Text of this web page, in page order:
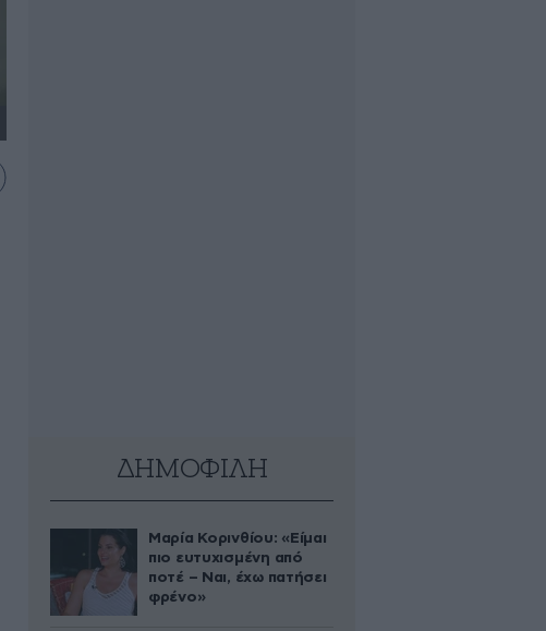
ΔΗΜΟΦΙΛΗ
Μαρία Κορινθίου: «Είμαι
πιο ευτυχισμένη από
ποτέ – Ναι, έχω πατήσει
φρένο»